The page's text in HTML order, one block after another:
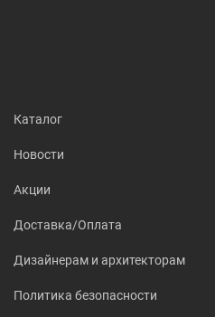
Каталог
Новости
Акции
Доставка/Оплата
Дизайнерам и архитекторам
Политика безопасности